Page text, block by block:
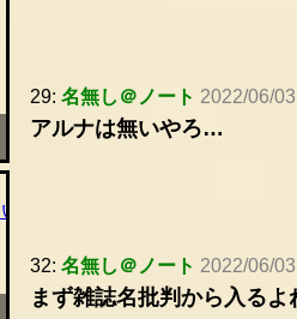
29: 名無し＠ノート 2022/06/
アルナは無いやろ…
32: 名無し＠ノート 2022/06/
まず雑誌名批判から入るよ